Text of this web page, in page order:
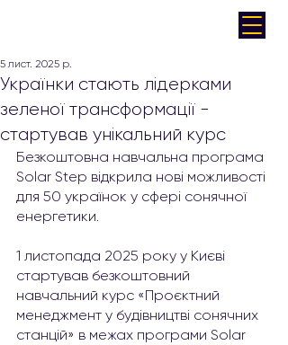
Українки стають лідерками
зеленої трансформації -
стартував унікальний курс
5 лист. 2025 р.
Безкоштовна навчальна програма
Solar Step відкрила нові можливості
для 50 українок у сфері сонячної
енергетики.
1 листопада 2025 року у Києві
стартував безкоштовний
навчальний курс «Проєктний
менеджмент у будівництві сонячних
станцій» в межах програми Solar